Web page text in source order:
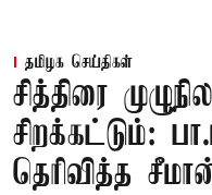
தமிழக செய்திகள்
சித்திரை
சிறக்கட்டும்:
தெரிவித்த